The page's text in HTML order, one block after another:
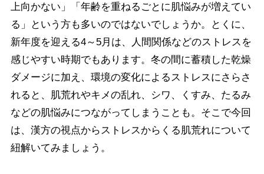
上向かない」「年齢を重ねるごとに肌悩みが増えてい
る」という方も多いのではないでしょうか。とくに、
新年度を迎える4～5月は、人間関係などのストレスを
感じやすい時期でもあります。冬の間に蓄積した乾燥
ダメージに加え、環境の変化によるストレスにさらさ
れると、肌荒れやキメの乱れ、シワ、くすみ、たるみ
などの肌悩みにつながってしまうことも。そこで今回
は、漢方の視点からストレスからくる肌荒れについて
紐解いてみましょう。